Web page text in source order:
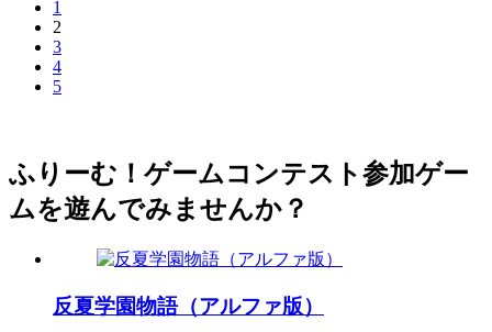
1
2
3
4
5
ふりーむ！ゲームコンテスト参加ゲー
ムを遊んでみませんか？
反夏学園物語（アルファ版）